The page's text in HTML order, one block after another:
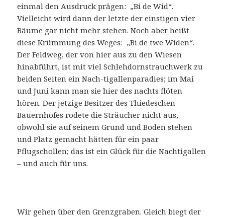
einmal den Ausdruck prägen: „Bi de Wid“.
Vielleicht wird dann der letzte der einstigen vier
Bäume gar nicht mehr stehen. Noch aber heißt
diese Krümmung des Weges: „Bi de twe Widen“.
Der Feldweg, der von hier aus zu den Wiesen
hinabführt, ist mit viel Schlehdornstrauchwerk zu
beiden Seiten ein Nach-tigallenparadies; im Mai
und Juni kann man sie hier des nachts flöten
hören. Der jetzige Besitzer des Thiedeschen
Bauernhofes rodete die Sträucher nicht aus,
obwohl sie auf seinem Grund und Boden stehen
und Platz gemacht hätten für ein paar
Pflugschollen; das ist ein Glück für die Nachtigallen
– und auch für uns.
Wir gehen über den Grenzgraben. Gleich biegt der